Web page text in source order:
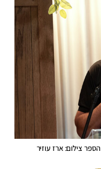
צילום: ארז עוזיר